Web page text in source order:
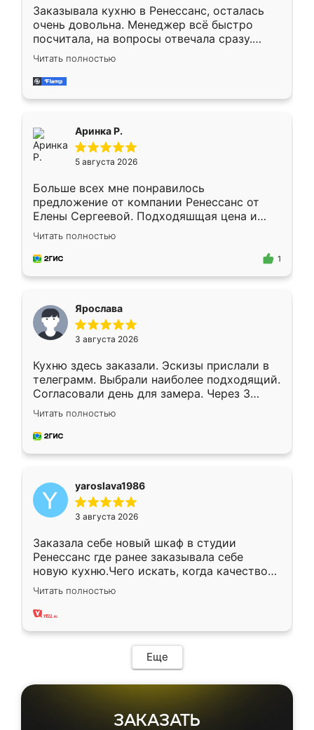
Заказывала кухню в Ренессанс, осталась
очень довольна. Менеджер всё быстро
посчитала, на вопросы отвечала сразу.
Замерщик приехал в субботу, подошёл к
делу со всей ответственностью. Собрали
за день, ребята работали аккуратно, даже
Читать полностью
Аринка Р.
5 августа 2026
Больше всех мне понравилось
предложение от компании Ренессанс от
Елены Сергеевой. Подходяшщая цена и
короткие сроки изготовления. Приехавший
для замера сотрудник Владислав
предложил по моему эскизу самый
Читать полностью
1
Ярослава
3 августа 2026
Кухню здесь заказали. Эскизы прислали в
телеграмм. Выбрали наиболее подходящий.
Согласовали день для замера. Через 3
недели кухня была уже готова. Остались
довольны работой. Спасибо Ренессанс
мебель за качественную работу!
Читать полностью
yaroslava1986
3 августа 2026
Заказала себе новый шкаф в студии
Ренессанс где ранее заказывала себе
новую кухню.Чего искать, когда качеством
вполне довольна. Служит кухня уже почти
два года, нареканий нет.
Читать полностью
Еще
ЗАКАЗАТЬ